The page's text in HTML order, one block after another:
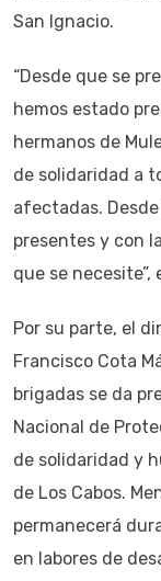
San Ignacio.
“Desde que se
hemos estado
hermanos de
de solidaridad a
afectadas.
presentes y con
que se necesite”,
Por su parte, el
Francisco Cota
brigadas se da
Nacional de
de solidaridad y
de Los Cabos.
permanecerá
en labores de